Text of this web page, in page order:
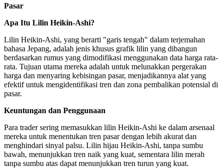
Pasar
Apa Itu Lilin Heikin-Ashi?
Lilin Heikin-Ashi, yang berarti "garis tengah" dalam terjemahan
bahasa Jepang, adalah jenis khusus grafik lilin yang dibangun
berdasarkan rumus yang dimodifikasi menggunakan data harga rata-
rata. Tujuan utama mereka adalah untuk melunakkan pergerakan
harga dan menyaring kebisingan pasar, menjadikannya alat yang
efektif untuk mengidentifikasi tren dan zona pembalikan potensial di
pasar.
Keuntungan dan Penggunaan
Para trader sering memasukkan lilin Heikin-Ashi ke dalam arsenaal
mereka untuk menentukan tren pasar dengan lebih akurat dan
menghindari sinyal palsu. Lilin hijau Heikin-Ashi, tanpa sumbu
bawah, menunjukkan tren naik yang kuat, sementara lilin merah
tanpa sumbu atas dapat menunjukkan tren turun yang kuat.